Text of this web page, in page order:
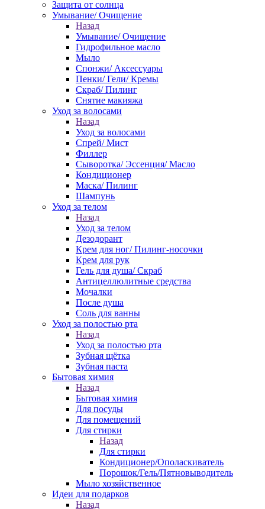
Защита от солнца
Умывание/ Очищение
Назад
Умывание/ Очищение
Гидрофильное масло
Мыло
Спонжи/ Аксессуары
Пенки/ Гели/ Кремы
Скраб/ Пилинг
Снятие макияжа
Уход за волосами
Назад
Уход за волосами
Спрей/ Мист
Филлер
Сыворотка/ Эссенция/ Масло
Кондиционер
Маска/ Пилинг
Шампунь
Уход за телом
Назад
Уход за телом
Дезодорант
Крем для ног/ Пилинг-носочки
Крем для рук
Гель для душа/ Скраб
Антицеллюлитные средства
Мочалки
После душа
Соль для ванны
Уход за полостью рта
Назад
Уход за полостью рта
Зубная щётка
Зубная паста
Бытовая химия
Назад
Бытовая химия
Для посуды
Для помещений
Для стирки
Назад
Для стирки
Кондиционер/Ополаскиватель
Порошок/Гель/Пятновыводитель
Мыло хозяйственное
Идеи для подарков
Назад